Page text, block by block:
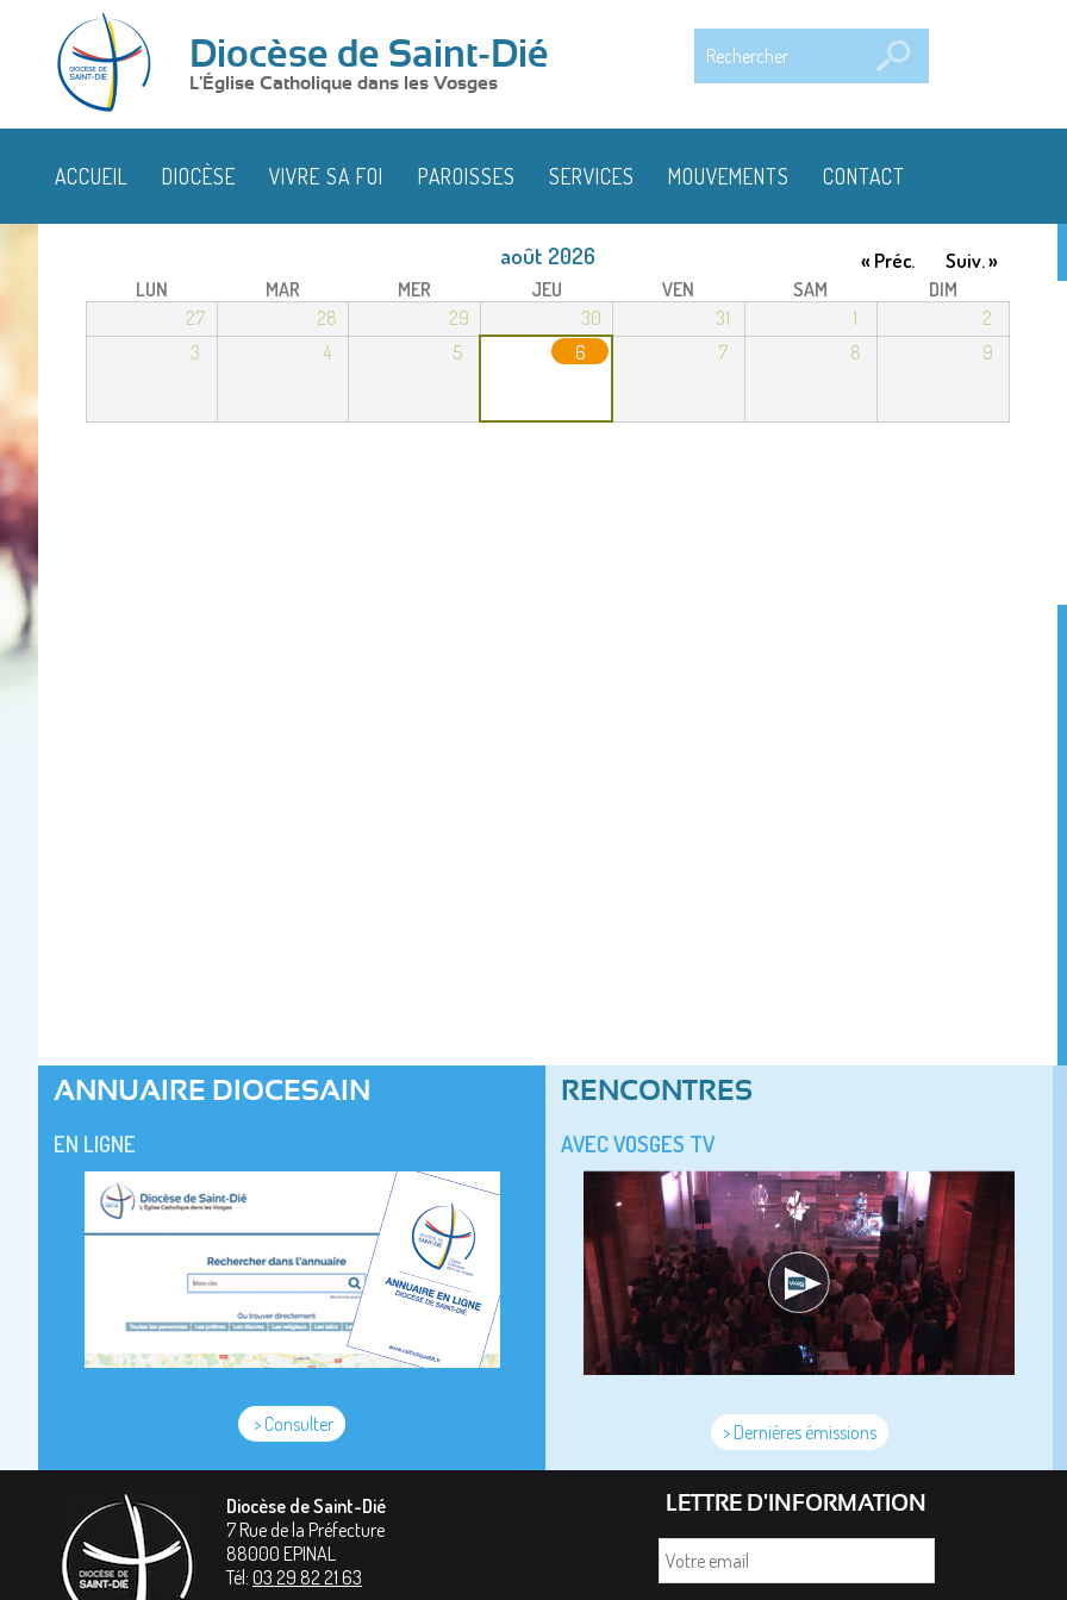
Diocèse de Saint-Dié
L'Église Catholique dans les Vosges
ACCUEIL DIOCÈSE VIVRE SA FOI PAROISSES SERVICES MOUVEMENTS CONTACT
août 2026 « Préc. Suiv. »
LUN MAR MER JEU VEN SAM
DIM
27
28 29 30 31 1
2
3
4 5 6 7 8 9
ANNUAIRE DIOCESAIN
EN LIGNE
> Consulter
RENCONTRES
AVEC VOSGES TV
> Dernières émissions
Diocèse de Saint-Dié
7 Rue de la Préfecture
88000 EPINAL
Tél: 03 29 82 21 63
LETTRE D'INFORMATION